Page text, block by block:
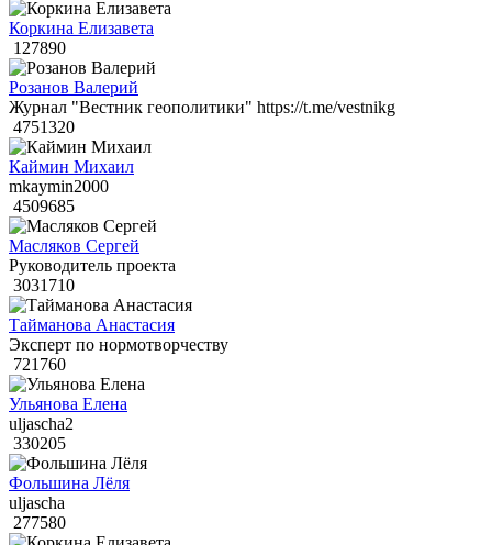
Коркина Елизавета
127890
Розанов Валерий
Журнал "Вестник геополитики" https://t.me/vestnikg
4751320
Каймин Михаил
mkaymin2000
4509685
Масляков Сергей
Руководитель проекта
3031710
Тайманова Анастасия
Эксперт по нормотворчеству
721760
Ульянова Елена
uljascha2
330205
Фольшина Лёля
uljascha
277580